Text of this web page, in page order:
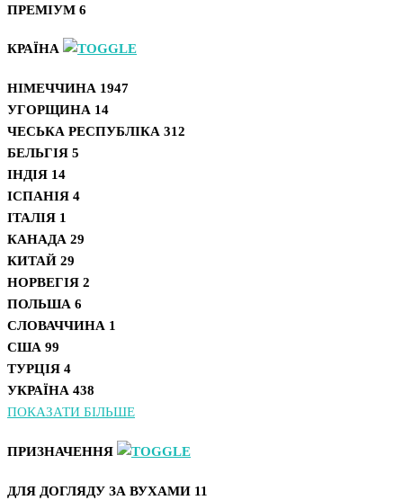
ПРЕМІУМ 6
КРАЇНА
НІМЕЧЧИНА 1947
УГОРЩИНА 14
ЧЕСЬКА РЕСПУБЛІКА 312
БЕЛЬГІЯ 5
ІНДІЯ 14
ІСПАНІЯ 4
ІТАЛІЯ 1
КАНАДА 29
КИТАЙ 29
НОРВЕГІЯ 2
ПОЛЬША 6
СЛОВАЧЧИНА 1
США 99
ТУРЦІЯ 4
УКРАЇНА 438
ПОКАЗАТИ БІЛЬШЕ
ПРИЗНАЧЕННЯ
ДЛЯ ДОГЛЯДУ ЗА ВУХАМИ 11